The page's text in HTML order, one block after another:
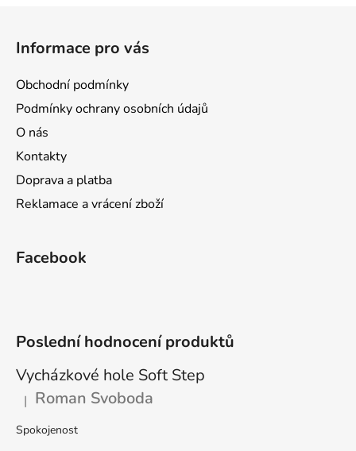
Informace pro vás
Obchodní podmínky
Podmínky ochrany osobních údajů
O nás
Kontakty
Doprava a platba
Reklamace a vrácení zboží
Facebook
Poslední hodnocení produktů
Vycházkové hole Soft Step
Hodnocení produktu je 5 z 5 hvězdiček.
| Roman Svoboda
Spokojenost